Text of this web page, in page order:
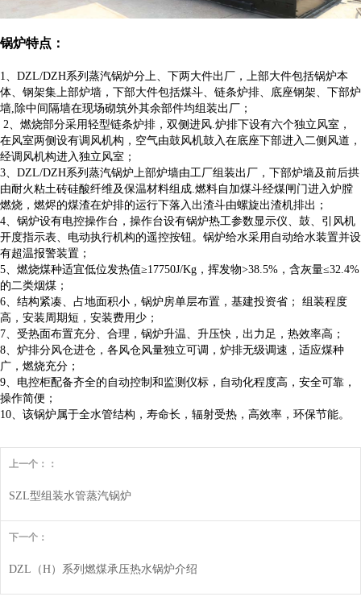
锅炉特点：
1、DZL/DZH系列蒸汽锅炉分上、下两大件出厂，上部大件包括锅炉本
体、钢架集上部炉墙，下部大件包括煤斗、链条炉排、底座钢架、下部炉
墙,除中间隔墙在现场砌筑外其余部件均组装出厂；
2、燃烧部分采用轻型链条炉排，双侧进风.炉排下设有六个独立风室，
在风室两侧设有调风机构，空气由鼓风机鼓入在底座下部进入二侧风道，
经调风机构进入独立风室；
3、DZL/DZH系列蒸汽锅炉上部炉墙由工厂组装出厂，下部炉墙及前后拱
由耐火粘土砖硅酸纤维及保温材料组成.燃料自加煤斗经煤闸门进入炉膛
燃烧，燃烬的煤渣在炉排的运行下落入出渣斗由螺旋出渣机排出；
4、锅炉设有电控操作台，操作台设有锅炉热工参数显示仪、鼓、引风机
开度指示表、电动执行机构的遥控按钮。锅炉给水采用自动给水装置并设
有超温报警装置；
5、燃烧煤种适宜低位发热值≥17750J/Kg，挥发物>38.5%，含灰量≤32.4%
的二类烟煤；
6、结构紧凑、占地面积小，锅炉房单层布置，基建投资省； 组装程度
高，安装周期短，安装费用少；
7、受热面布置充分、合理，锅炉升温、升压快，出力足，热效率高；
8、炉排分风仓进仓，各风仓风量独立可调，炉排无级调速，适应煤种
广，燃烧充分；
9、电控柜配备齐全的自动控制和监测仪标，自动化程度高，安全可靠，
操作简便；
10、该锅炉属于全水管结构，寿命长，辐射受热，高效率，环保节能。
上一个：：
SZL型组装水管蒸汽锅炉
下一个：
DZL（H）系列燃煤承压热水锅炉介绍